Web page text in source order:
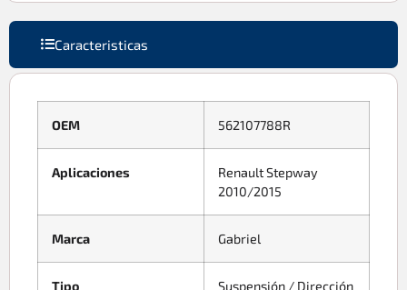
Caracteristicas
OEM 562107788R
Aplicaciones
Renault Stepway
2010/2015
Marca Gabriel
Tipo Suspensión / Dirección